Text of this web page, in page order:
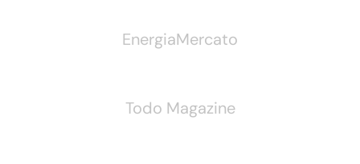
EnergiaMercato
Todo Magazine